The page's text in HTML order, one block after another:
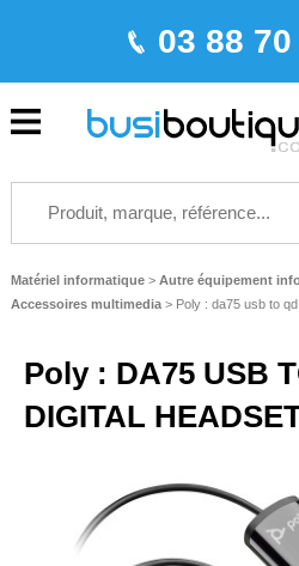
03 88
Matériel informatique > Autre équipement
Accessoires multimedia> Poly : da75 usb to
Poly : DA75 USB
DIGITAL